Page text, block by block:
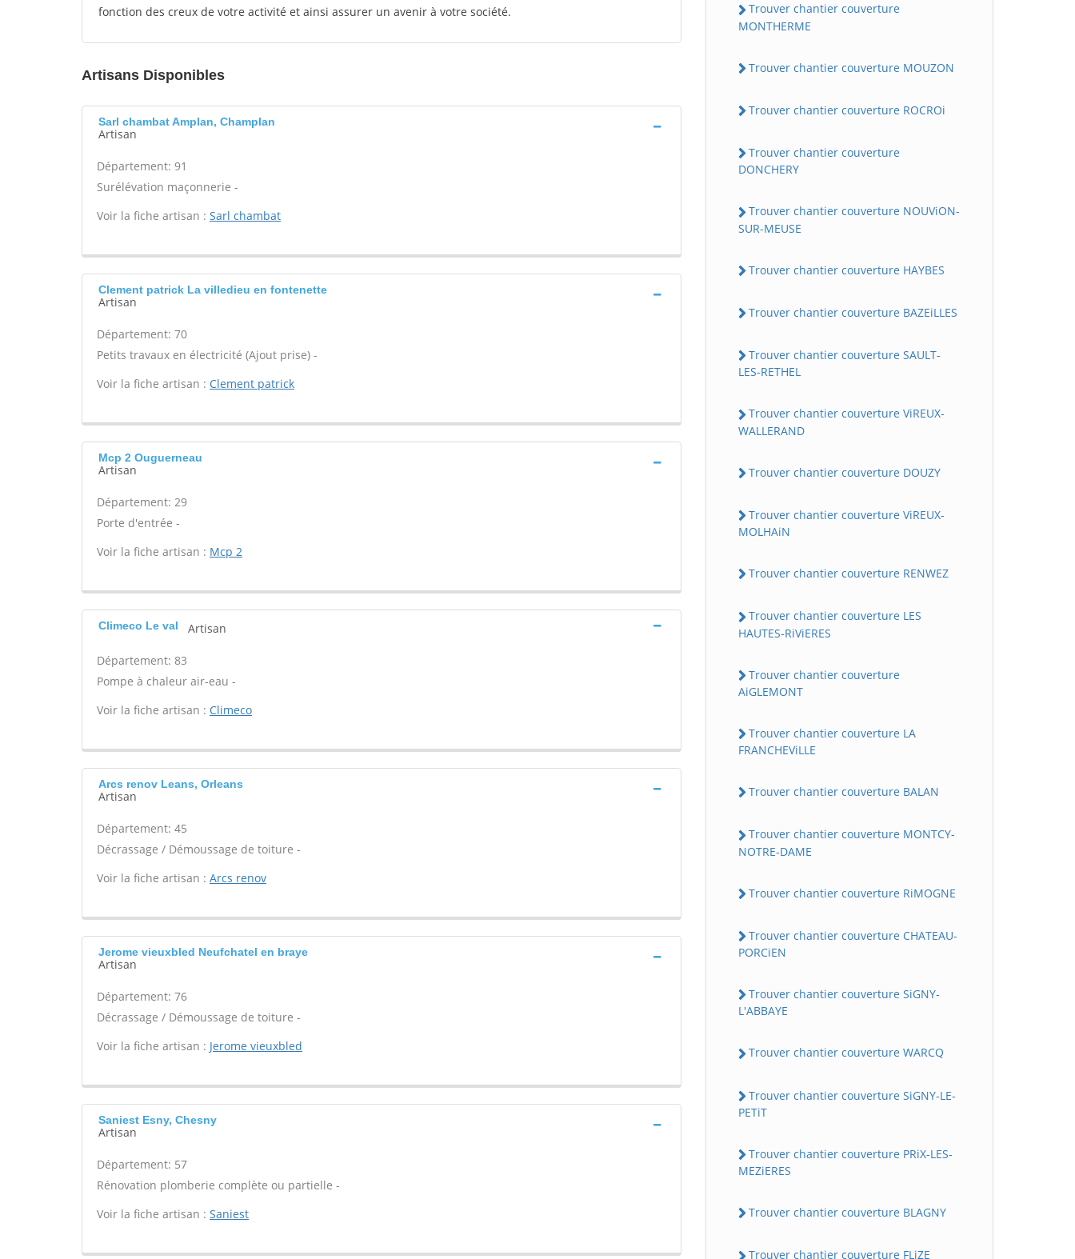
fonction des creux de votre activité et ainsi assurer un avenir à votre société.
Artisans Disponibles
Sarl chambat Amplan, Champlan
Artisan
Département: 91
Surélévation maçonnerie -
Voir la fiche artisan : Sarl chambat
Clement patrick La villedieu en fontenette
Artisan
Département: 70
Petits travaux en électricité (Ajout prise) -
Voir la fiche artisan : Clement patrick
Mcp 2 Ouguerneau
Artisan
Département: 29
Porte d'entrée -
Voir la fiche artisan : Mcp 2
Climeco Le val Artisan
Département: 83
Pompe à chaleur air-eau -
Voir la fiche artisan : Climeco
Arcs renov Leans, Orleans
Artisan
Département: 45
Décrassage / Démoussage de toiture -
Voir la fiche artisan : Arcs renov
Jerome vieuxbled Neufchatel en braye
Artisan
Département: 76
Décrassage / Démoussage de toiture -
Voir la fiche artisan : Jerome vieuxbled
Saniest Esny, Chesny
Artisan
Département: 57
Rénovation plomberie complète ou partielle -
Voir la fiche artisan : Saniest
Trouver chantier couverture
MONTHERME
Trouver chantier couverture MOUZON
Trouver chantier couverture ROCROi
Trouver chantier couverture
DONCHERY
Trouver chantier couverture NOUViON-
SUR-MEUSE
Trouver chantier couverture HAYBES
Trouver chantier couverture BAZEiLLES
Trouver chantier couverture SAULT-
LES-RETHEL
Trouver chantier couverture ViREUX-
WALLERAND
Trouver chantier couverture DOUZY
Trouver chantier couverture ViREUX-
MOLHAiN
Trouver chantier couverture RENWEZ
Trouver chantier couverture LES
HAUTES-RiViERES
Trouver chantier couverture
AiGLEMONT
Trouver chantier couverture LA
FRANCHEViLLE
Trouver chantier couverture BALAN
Trouver chantier couverture MONTCY-
NOTRE-DAME
Trouver chantier couverture RiMOGNE
Trouver chantier couverture CHATEAU-
PORCiEN
Trouver chantier couverture SiGNY-
L'ABBAYE
Trouver chantier couverture WARCQ
Trouver chantier couverture SiGNY-LE-
PETiT
Trouver chantier couverture PRiX-LES-
MEZiERES
Trouver chantier couverture BLAGNY
Trouver chantier couverture FLiZE